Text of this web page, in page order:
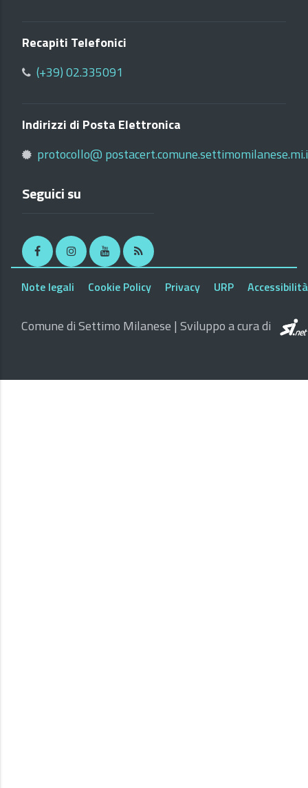
Recapiti Telefonici
(+39) 02.335091
Indirizzi di Posta Elettronica
protocollo@
Seguici su
FacebookInstagramYoutube RSS
Note legali Cookie Policy Privacy URP Accessibilità
Comune di Settimo Milanese | Sviluppo a cura di